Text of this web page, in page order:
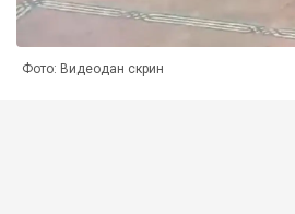
Фото: Видеодан скрин